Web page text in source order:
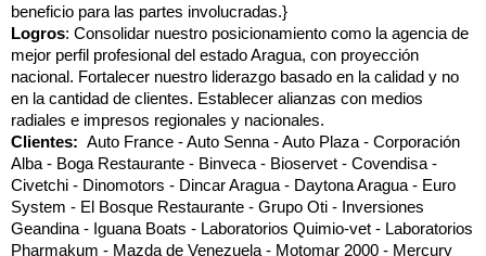
beneficio para las partes involucradas.}
Logros: Consolidar nuestro posicionamiento como la agencia de
mejor perfil profesional del estado Aragua, con proyección
nacional. Fortalecer nuestro liderazgo basado en la calidad y no
en la cantidad de clientes. Establecer alianzas con medios
radiales e impresos regionales y nacionales.
Clientes: Auto France Auto Senna Auto Plaza
Corporación
Alba
Boga Restaurante Binveca Bioservet
Covendisa
Civetchi
Dinomotors Dincar Aragua Daytona Aragua
Euro
System
El Bosque Restaurante Grupo Oti
Inversiones
Geandina
Iguana Boats Laboratorios Quimio-vet
Laboratorios
Pharmakum
Mazda de Venezuela Motomar 2000
Mercury